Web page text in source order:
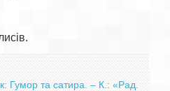
Гумор та сатира. – К.: «Рад.